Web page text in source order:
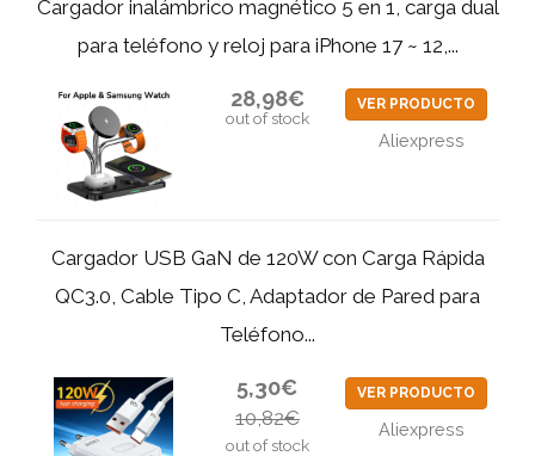
Cargador inalámbrico magnético 5 en 1, carga dual
para teléfono y reloj para iPhone 17 ~ 12,...
28,98€
out of stock
VER PRODUCTO
Aliexpress
Cargador USB GaN de 120W con Carga Rápida
QC3.0, Cable Tipo C, Adaptador de Pared para
Teléfono...
5,30€
10,82€
out of stock
VER PRODUCTO
Aliexpress